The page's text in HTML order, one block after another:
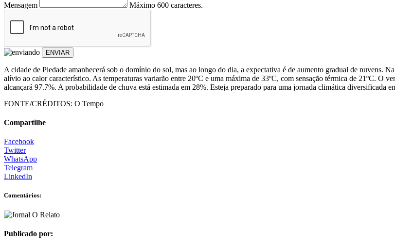
Mensagem Máximo 600 caracteres.
ENVIAR
A cidade de Piedade amanhecerá sob o domínio do sol, mas ao longo do dia, a expectativa é de aumento gradual de nuvens.
alívio ao calor característico. As temperaturas variarão entre 20ºC e uma máxima de 33ºC, com sensação térmica de 21ºC. O
alcançará 97.7%. A probabilidade de chuva está estimada em 28%. Esteja preparado para uma jornada climática diversificada
FONTE/CRÉDITOS: O Tempo
Compartilhe
Facebook
Twitter
WhatsApp
Telegram
LinkedIn
Comentários:
Publicado por: